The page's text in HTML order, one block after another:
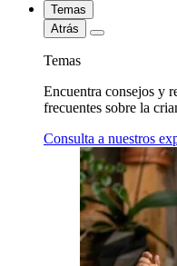
Temas
Atrás
Temas
Encuentra consejos y
frecuentes sobre la
Consulta a nuestros